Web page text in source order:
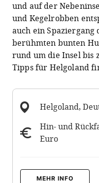
und auf der
und Kegelrobben
auch ein Spaziergang
berühmten bunten
rund um die Insel bis
Tipps für Helgoland
Helgoland,
Hin- und
Euro
MEHR INFO